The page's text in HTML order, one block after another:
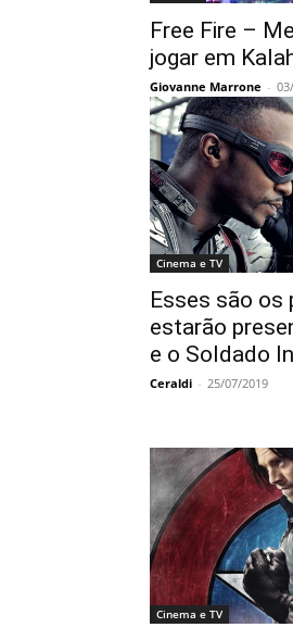
Free Fire –
jogar em
Giovanne Marrone -
Cinema e TV
Esses são os
estarão
e o Soldado
Ceraldi - 25/07/2019
Cinema e TV